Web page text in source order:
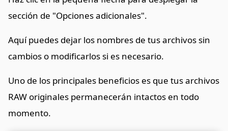
sección de "Opciones adicionales".
Aquí puedes dejar los nombres de tus archivos sin
cambios o modificarlos si es necesario.
Uno de los principales beneficios es que tus archivos
RAW originales permanecerán intactos en todo
momento.